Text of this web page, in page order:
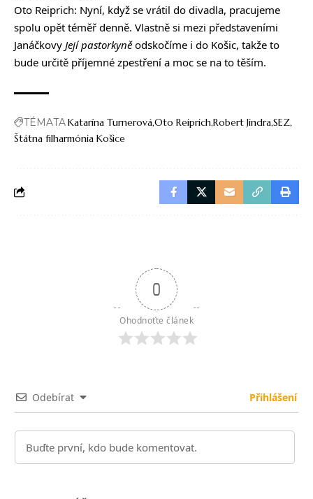
Oto Reiprich: Nyní, když se vrátil do divadla, pracujeme
spolu opět téměř denně. Vlastně si mezi představeními
Janáčkovy Její pastorkyněodskočíme i do Košic, takže to
bude určitě příjemné zpestření a moc se na to těším.
TÉMATAKatarína TurnerováOto ReiprichRobert JindraSEZ
Štátna filharmónia Košice
0
Ohodnoťte článek
Odebírat Přihlášení